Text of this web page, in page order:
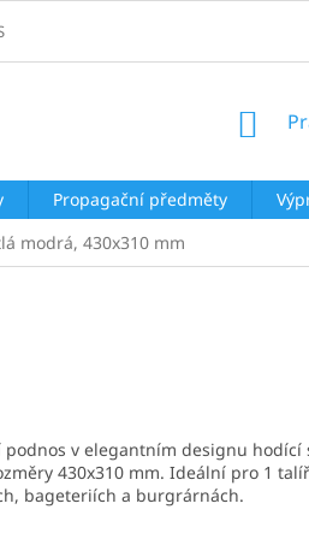
ÚDAJŮ
Propagační předměty
modrá, 430x310 mm
podnos v elegantním designu hodící
430x310 mm. Ideální pro 1
bageteriích a burgrárnách.